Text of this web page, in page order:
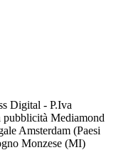
Digital - P.Iva
Mediamond
Amsterdam (Paesi
Monzese (MI)